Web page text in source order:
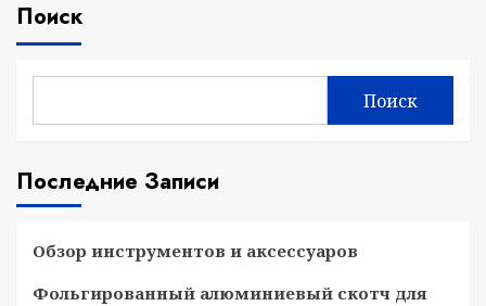
Поиск
Поиск
Последние Записи
Обзор инструментов и аксессуаров
Фольгированный алюминиевый скотч для